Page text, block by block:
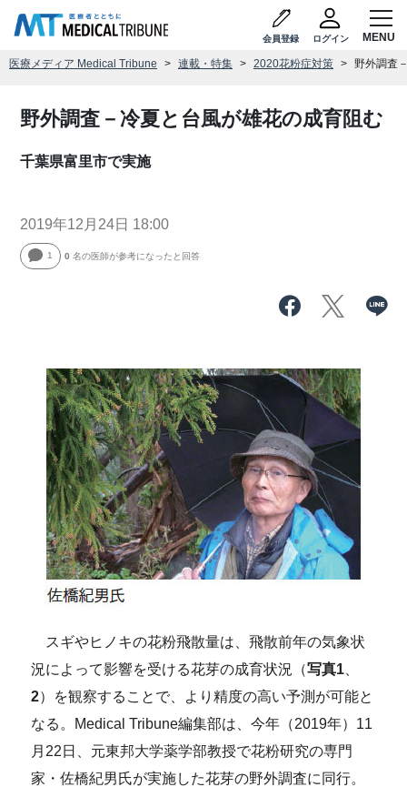
会員登録 ログイン
医療メディア Medical Tribune 連載・特集 2020花粉症対策 野外調査
野外調査－冷夏と台風が雄花の成育阻む
千葉県富里市で実施
2019年12月24日 18:00
1 0 名の医師が参考になったと回答
スギやヒノキの花粉飛散量は、飛散前年の気象状
況によって影響を受ける花芽の成育状況（写真1
2）を観察することで、より精度の高い予測が可能と
なる。Medical Tribune編集部は、今年（2019年）11
月22日、元東邦大学薬学部教授で花粉研究の専門
家・佐橋紀男氏が実施した花芽の野外調査に同行。